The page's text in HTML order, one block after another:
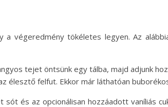
végeredmény tökéletes legyen. Az
tejet öntsünk egy tálba, majd adjunk
élesztő felfut. Ekkor már láthatóan
és az opcionálisan hozzáadott vaníliás